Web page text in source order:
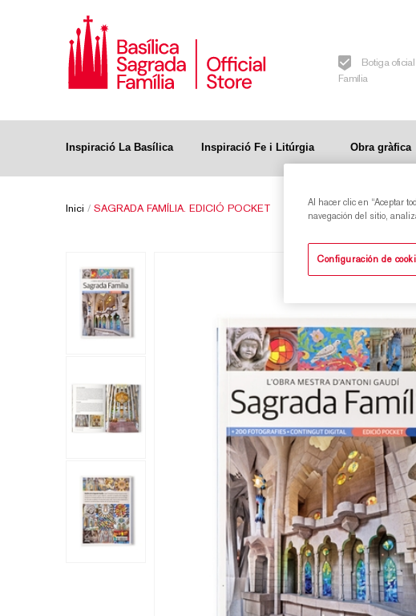
Botiga
Família
Inspiració La Basílica Inspiració Fe i Litúrgia Obra gràfica
Inici / SAGRADA FAMÍLIA. EDICIÓ POCKET
Al hacer clic en “Aceptar
navegación del sitio,
Configuración de